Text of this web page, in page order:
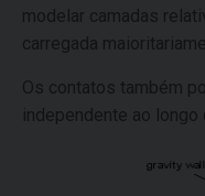
modelar camadas
carregada
Os contatos também
independente ao longo